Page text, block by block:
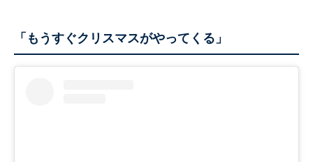
「もうすぐクリスマスがやってくる」